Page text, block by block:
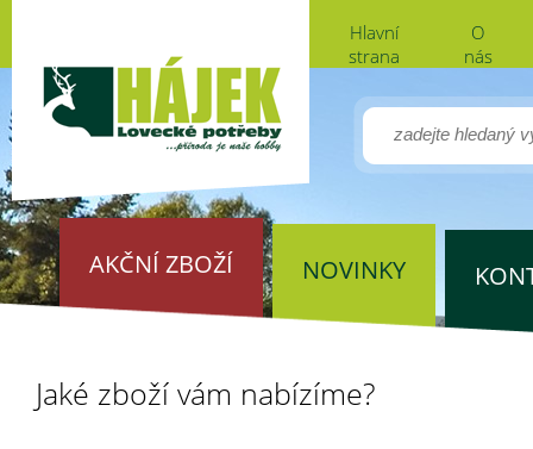
Hlavní
strana
O
nás
AKČNÍ ZBOŽÍ NOVINKY
Jaké zboží vám nabízíme?